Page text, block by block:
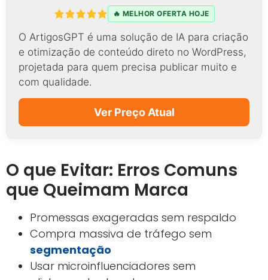
🔥 MELHOR OFERTA HOJE
O ArtigosGPT é uma solução de IA para criação
e otimização de conteúdo direto no WordPress,
projetada para quem precisa publicar muito e
com qualidade.
Ver Preço Atual
O que Evitar: Erros Comuns
que Queimam Marca
Promessas exageradas sem respaldo
Compra massiva de tráfego sem
segmentação
Usar microinfluenciadores sem